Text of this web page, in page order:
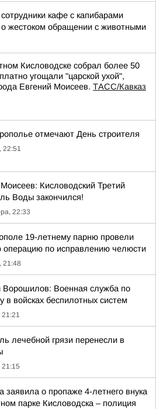
кафе с капибарами
жестоком обращении с животными
Кисловодске собрал более 50
угощали "царской ухой",
Евгений Моисеев. ТАСС/Кавказ
отмечают День строителя
22:51
Кисловодский Третий
Воды закончился!
22:33
19-летнему парню провели
операцию по исправлению челюсти
21:48
Ворошилов: Военная служба по
в войсках беспилотных систем
21:21
лечебной грязи перенесли в
21:15
о пропаже 4-летнего внука
парке Кисловодска – полиция